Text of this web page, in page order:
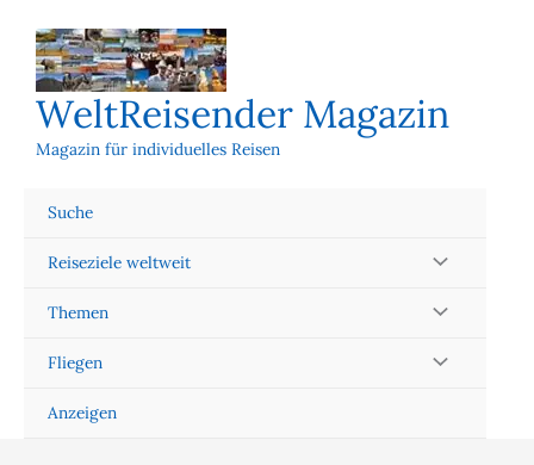
Inhalt
springen
WeltReisender Magazin
Magazin für individuelles Reisen
Suche
Reiseziele weltweit
Themen
Fliegen
Anzeigen